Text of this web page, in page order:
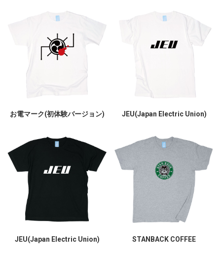
お電マーク(初体験バージョン) JEU(Japan Electric Union)
JEU(Japan Electric Union) STANBACK COFFEE